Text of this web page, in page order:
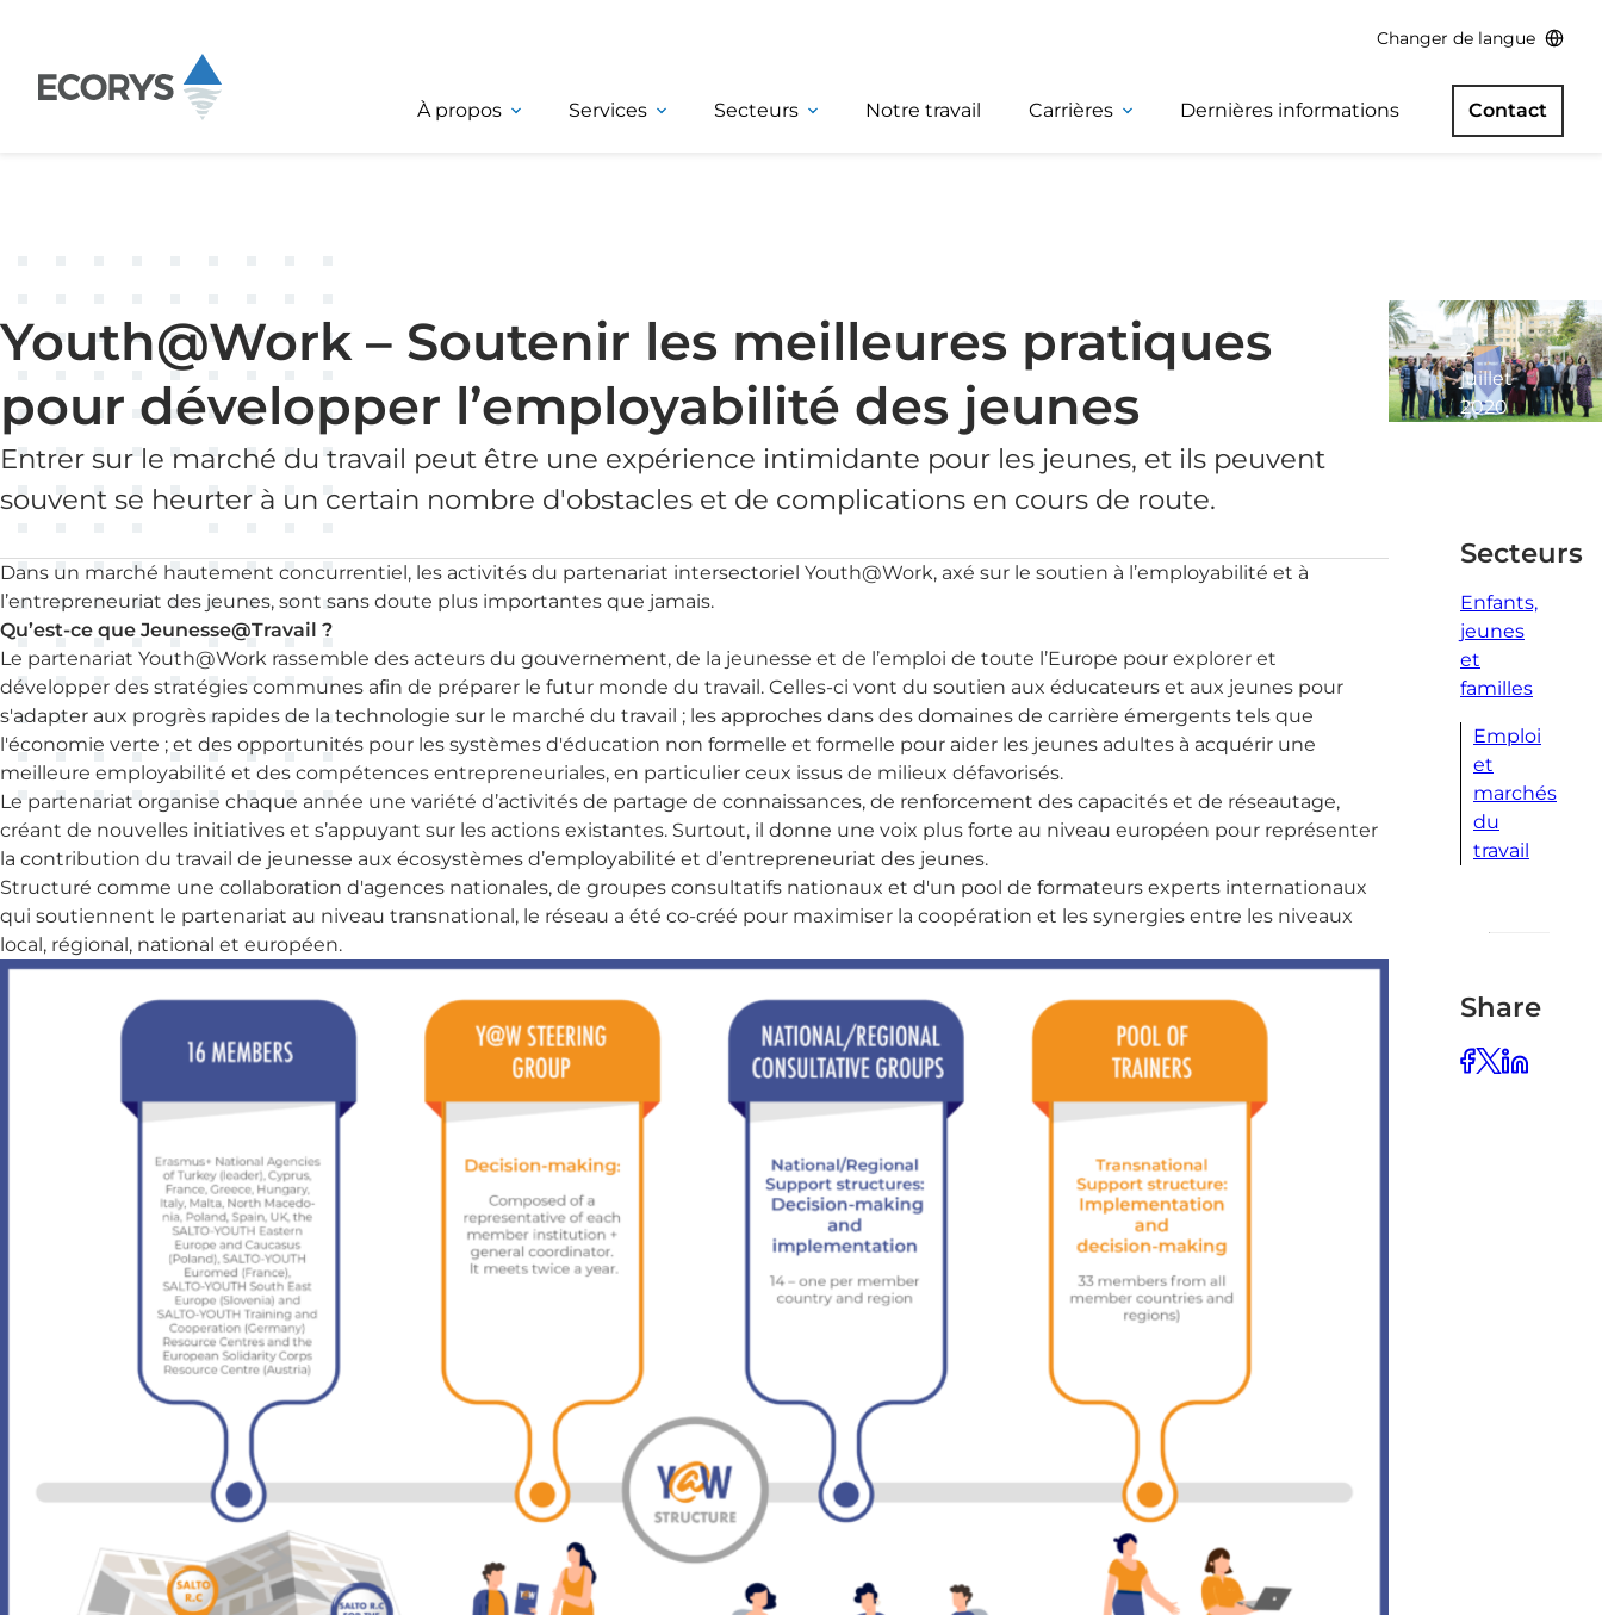
Changer de langue
À propos Services Secteurs Notre travail Carrières Dernières informations Contact
Youth@Work – Soutenir les meilleures pratiques
pour développer l’employabilité des jeunes
Entrer sur le marché du travail peut être une expérience intimidante pour les jeunes, et ils peuvent
souvent se heurter à un certain nombre d'obstacles et de complications en cours de route.
Dans un marché hautement concurrentiel, les activités du partenariat intersectoriel Youth@Work, axé sur le soutien à l’employabilité et à
l’entrepreneuriat des jeunes, sont sans doute plus importantes que jamais.
Qu’est-ce que Jeunesse@Travail ?
Le partenariat Youth@Work rassemble des acteurs du gouvernement, de la jeunesse et de l’emploi de toute l’Europe pour explorer et
développer des stratégies communes afin de préparer le futur monde du travail. Celles-ci vont du soutien aux éducateurs et aux jeunes pour
s'adapter aux progrès rapides de la technologie sur le marché du travail ; les approches dans des domaines de carrière émergents tels que
l'économie verte ; et des opportunités pour les systèmes d'éducation non formelle et formelle pour aider les jeunes adultes à acquérir une
meilleure employabilité et des compétences entrepreneuriales, en particulier ceux issus de milieux défavorisés.
Le partenariat organise chaque année une variété d’activités de partage de connaissances, de renforcement des capacités et de réseautage,
créant de nouvelles initiatives et s’appuyant sur les actions existantes. Surtout, il donne une voix plus forte au niveau européen pour représenter
la contribution du travail de jeunesse aux écosystèmes d’employabilité et d’entrepreneuriat des jeunes.
Structuré comme une collaboration d'agences nationales, de groupes consultatifs nationaux et d'un pool de formateurs experts internationaux
qui soutiennent le partenariat au niveau transnational, le réseau a été co-créé pour maximiser la coopération et les synergies entre les niveaux
local, régional, national et européen.
2
juillet
2020
Secteurs
Enfants,
jeunes
et
familles
Emploi
et
marchés
du
travail
Share